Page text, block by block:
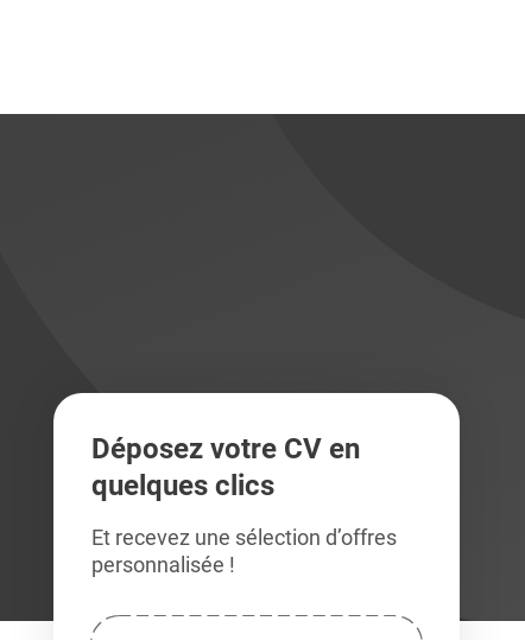
Déposez votre CV en
quelques clics
Et recevez une sélection d’offres
personnalisée !